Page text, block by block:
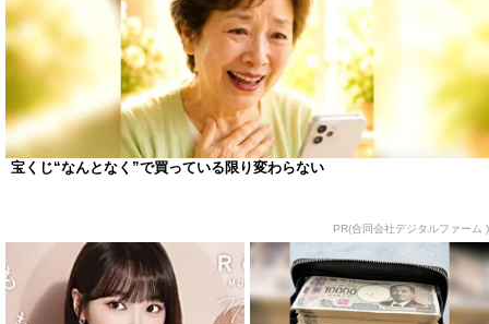
宝くじ“なんとなく”で買っている限り変わらない
PR(合同会社デジタルファーム )